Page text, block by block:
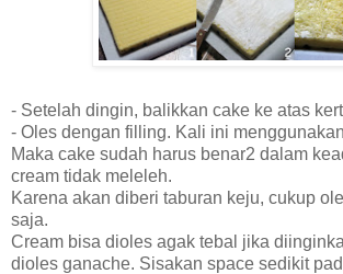
- Setelah dingin, balikkan cake ke atas
- Oles dengan filling. Kali ini
Maka cake sudah harus benar2 dalam
cream tidak meleleh.
Karena akan diberi taburan keju, cukup
saja.
Cream bisa dioles agak tebal jika
dioles ganache. Sisakan space sedikit